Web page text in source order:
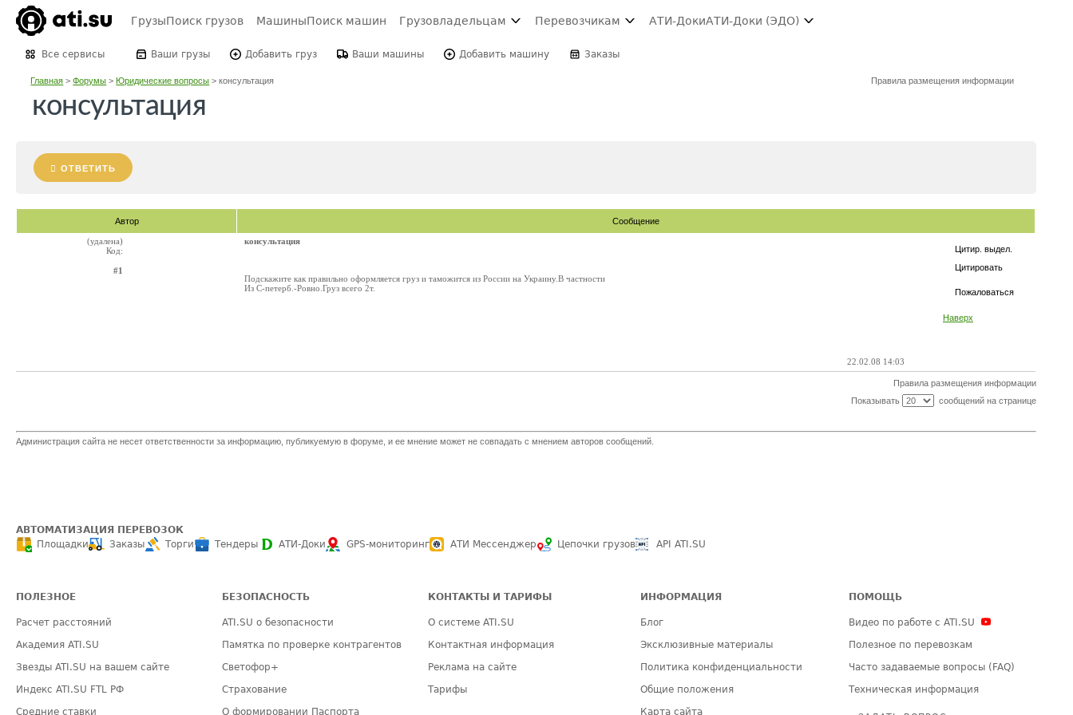
ГрузыПоиск грузов МашиныПоиск машин Грузовладельцам Перевозчикам АТИ-ДокиАТИ-Доки (ЭДО)
Все сервисы Ваши грузы Добавить груз Ваши машины Добавить машину Заказы
Главная >Форумы >Юридические вопросы >консультация Правила размещения информации
консультация
ОТВЕТИТЬ
Автор Сообщение
Цитир. выдел.
Цитировать
Пожаловаться
Наверх
(удалена)
Код:
#1
консультация
Подскажите как правильно оформляется груз и таможится из России на Украину.В частности
Из С-петерб.-Ровно.Груз всего 2т.
22.02.08 14:03
Правила размещения информации
Показывать
сообщений на странице
Администрация сайта не несет ответственности за информацию, публикуемую в форуме, и ее мнение может не совпадать с мнением авторов сообщений.
АВТОМАТИЗАЦИЯ ПЕРЕВОЗОК
Площадки
Заказы Торги Тендеры АТИ-Доки GPS-мониторинг АТИ Мессенджер Цепочки грузов API ATI.SU
ПОЛЕЗНОЕ
Расчет расстояний
Академия ATI.SU
Звезды ATI.SU на вашем сайте
Индекс ATI.SU FTL РФ
Средние ставки
БЕЗОПАСНОСТЬ
ATI.SU о безопасности
Памятка по проверке контрагентов
Светофор+
Страхование
О формировании Паспорта
КОНТАКТЫ И ТАРИФЫ
О системе ATI.SU
Контактная информация
Реклама на сайте
Тарифы
ИНФОРМАЦИЯ
Блог
Эксклюзивные материалы
Политика конфиденциальности
Общие положения
Карта сайта
ПОМОЩЬ
Видео по работе с ATI.SU
Полезное по перевозкам
Часто задаваемые вопросы (FAQ)
Техническая информация